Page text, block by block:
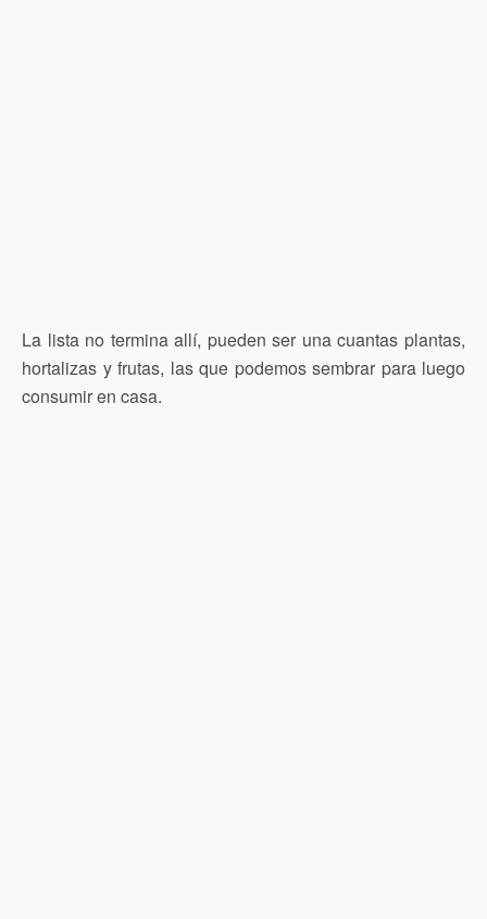
La lista no termina allí, pueden ser una cuantas plantas,
hortalizas y frutas, las que podemos sembrar para luego
consumir en casa.